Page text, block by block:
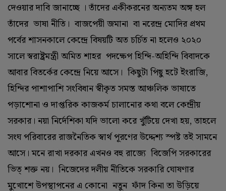
দেওয়ার দাবি জানাচ্ছে । তাঁদের একীকরনের অন্যতম অঙ্গ হল
তাঁদের ভাষা নীতি। বাজপেয়ী জমানা বা নরেন্দ্র মোদির প্রথম
পর্বের শাসনকালে কেন্দ্রে বিষয়টি অত চর্চিত না হলেও ২০২০
সালে স্বরাষ্ট্রমন্ত্রী অমিত শাহর পদক্ষেপ হিন্দি-অহিন্দি বিবাদকে
আবার বিতর্কের কেন্দ্রে নিয়ে আসে। কিছুটা পিছু হটে ইংরাজি,
হিন্দির পাশাপাশি সংবিধান স্বীকৃত সমস্ত আঞ্চলিক ভাষাতে
পড়াশোনা ও দাপ্তরিক কাজকর্ম চালানোর কথা বলে কেন্দ্রীয়
সরকার। নয়া নির্দেশিকা যদি ভালো করে খুঁটিয়ে দেখা হয়, তাহলে
সংঘ পরিবারের রাজনৈতিক স্বার্থ পূরণের উদ্দেশ্য স্পষ্ট তই সামনে
আসে। মনে রাখা দরকার এখনও বহু রাজ্যে বিজেপি সরকারের
ভিত্‌ শক্ত নয়। নিজেদের দলীয় নীতিকে সরকারি ঘোষণার
মুখোশে উপস্থাপনের এ কোনো নতুন ফাঁদ কিনা তা উড়িয়ে